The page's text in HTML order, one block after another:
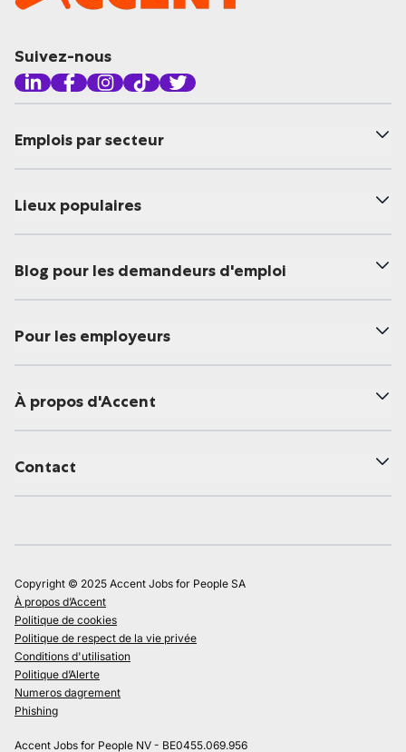
Suivez-nous
Emplois par secteur
Lieux populaires
Blog pour les demandeurs d'emploi
Pour les employeurs
À propos d'Accent
Contact
Copyright © 2025 Accent Jobs for People SA
À propos d’Accent
Politique de cookies
Politique de respect de la vie privée
Conditions d'utilisation
Politique d’Alerte
Numeros dagrement
Phishing
Accent Jobs for People NV - BE0455.069.956